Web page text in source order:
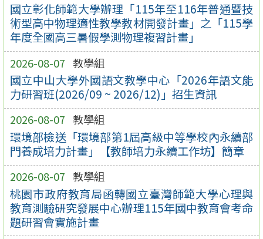
國立彰化師範大學辦理「115年至116年普通暨技
術型高中物理適性教學教材開發計畫」之「115學
年度全國高三暑假學測物理複習計畫」
2026-08-07 教學組
國立中山大學外國語文教學中心「2026年語文能
力研習班(2026/09 ~ 2026/12)」招生資訊
2026-08-07 教學組
環境部檢送「環境部第1屆高級中等學校內永續部
門養成培力計畫」【教師培力永續工作坊】簡章
2026-08-07 教學組
桃園市政府教育局函轉國立臺灣師範大學心理與
教育測驗研究發展中心辦理115年國中教育會考命
題研習會實施計畫